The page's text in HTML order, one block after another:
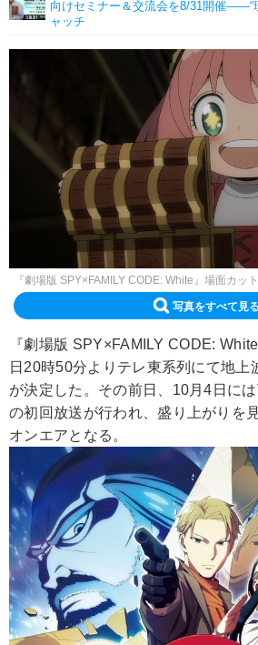
向けセミナー＆交流会を8/31開催――“
ャッチ
『劇場版 SPY×FAMILY CODE: White』場面カット
写真をすべて見る
『劇場版 SPY×FAMILY CODE:
日20時50分よりテレ東系列にて地上
が決定した。その前日、10月4日に
の初回放送が行われ、盛り上がりを
オンエアとなる。